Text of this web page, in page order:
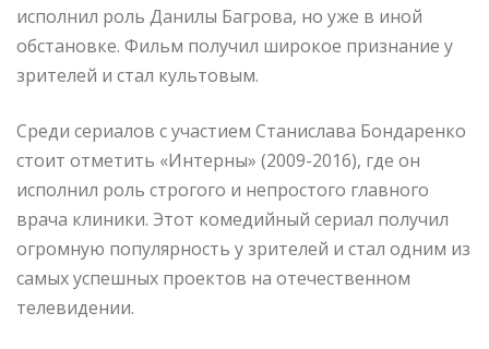
исполнил роль Данилы Багрова, но уже в иной
обстановке. Фильм получил широкое признание у
зрителей и стал культовым.
Среди сериалов с участием Станислава Бондаренко
стоит отметить «Интерны» (2009-2016), где он
исполнил роль строгого и непростого главного
врача клиники. Этот комедийный сериал получил
огромную популярность у зрителей и стал одним из
самых успешных проектов на отечественном
телевидении.